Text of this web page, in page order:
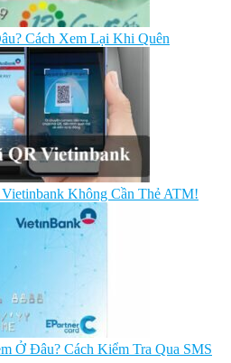
Cách Xem Lại Khi Quên
Không Cần Thẻ ATM!
Ở Đâu? Cách Kiểm Tra Qua SMS